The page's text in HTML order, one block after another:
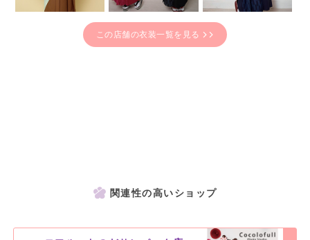
この店舗の衣装一覧を見る
関連性の高いショップ